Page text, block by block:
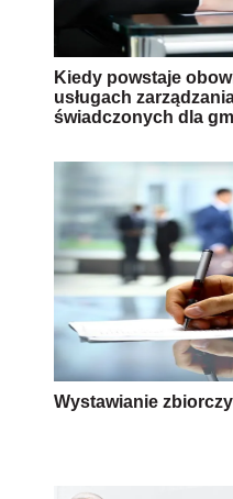
Kiedy powstaje
usługach
świadczonych dla
Wystawianie